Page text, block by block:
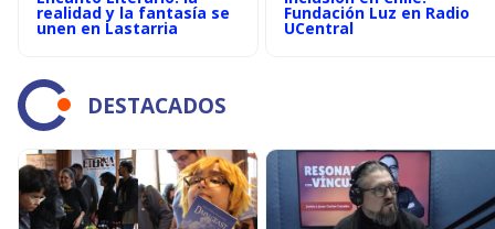
realidad y la fantasía se
unen en Lastarria
Fundación Luz en Radio
UCentral
DESTACADOS